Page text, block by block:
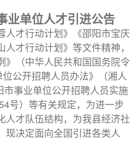
业单位人才引进公告
人才行动计划》《邵阳市宝庆
才行动计划》等文件精神，
》（中华人民共和国国务院令
公开招聘人员办法》（湘人
事业单位公开招聘人员实施
号）等有关规定，为进一步
人才队伍结构，为我县经济社
现决定面向全国引进各类人